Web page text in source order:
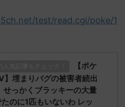
test/read.cgi/poke/1
【ポケ
】埋まりバグの被害者続出
せっかくブラッキーの大量
のに1匹もいないわ レッ